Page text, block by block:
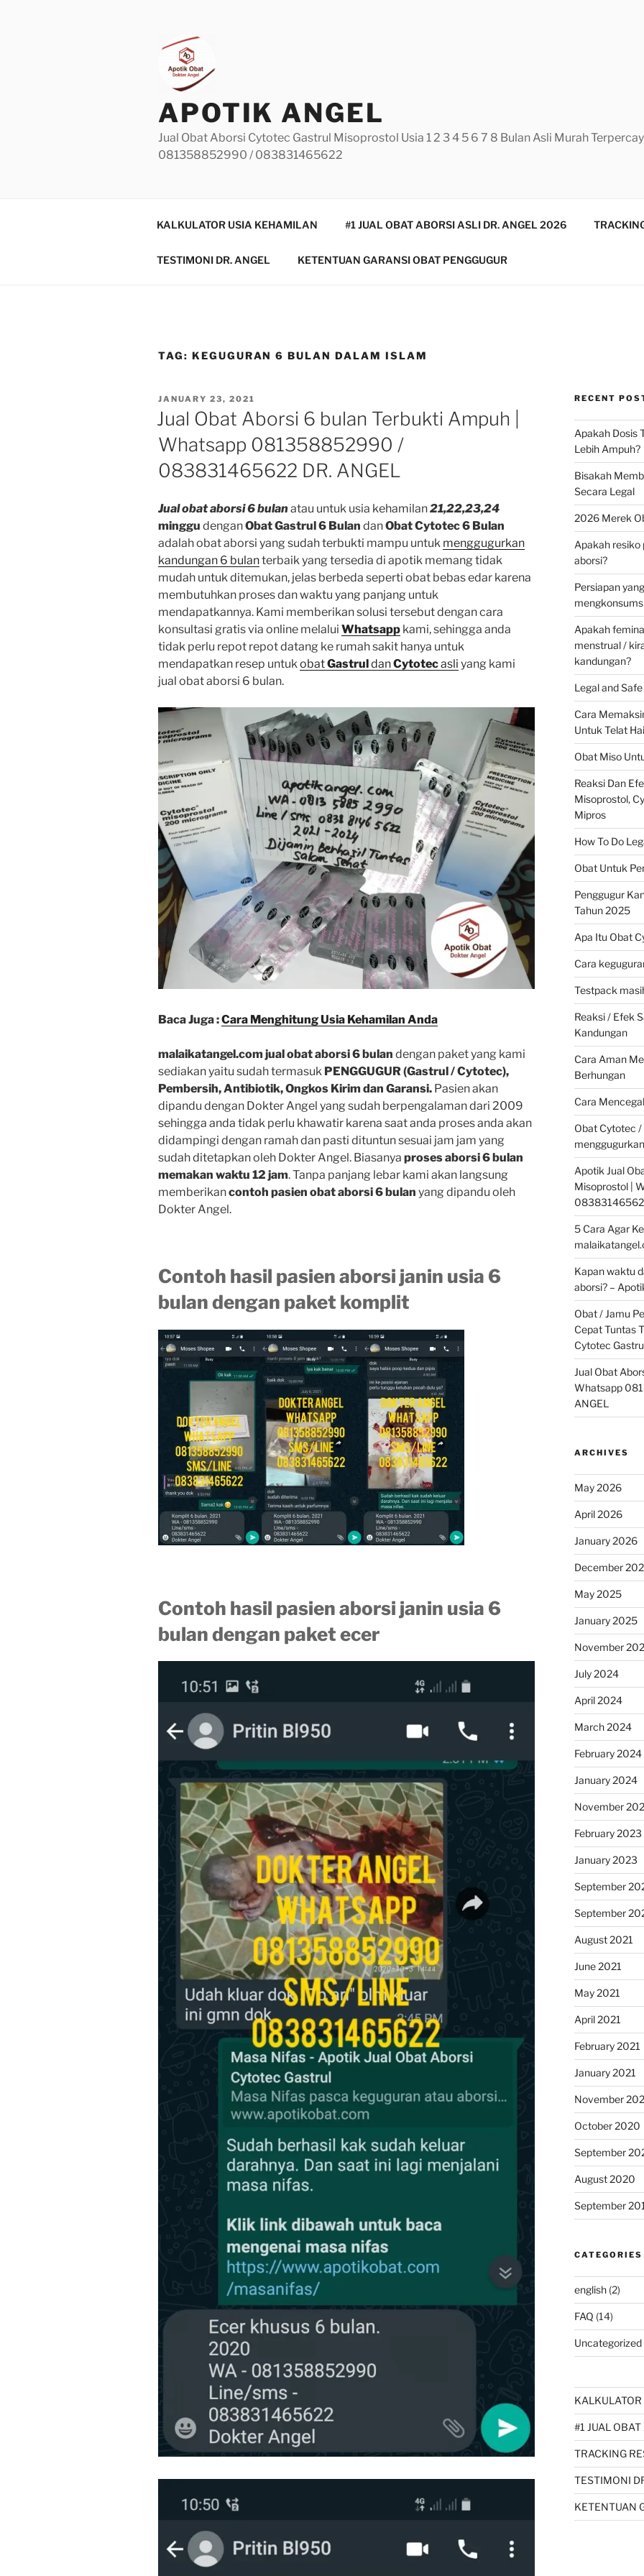
APOTIK ANGEL
Jual Obat Aborsi Cytotec Gastrul Misoprostol Usia 1 2 3 4 5 6 7 8 Bulan Asli Murah
081358852990 / 083831465622
KALKULATOR USIA KEHAMILAN #1 JUAL OBAT ABORSI ASLI DR. ANGEL 2026
TESTIMONI DR. ANGEL KETENTUAN GARANSI OBAT PENGGUGUR
TAG: KEGUGURAN 6 BULAN DALAM ISLAM
POSTED
ON
JANUARY 23, 2021
Jual Obat Aborsi 6 bulan Terbukti Ampuh |
Whatsapp 081358852990 /
083831465622 DR. ANGEL
Jual obat aborsi 6 bulanatau untuk usia kehamilan21,22,23,24
minggu denganObatGastrul 6 Bulan danObatCytotec 6 Bulan
adalah obat aborsi yang sudah terbukti mampu untuk menggugurkan
kandungan 6 bulanterbaik yang tersedia di apotik memang tidak
mudah untuk ditemukan, jelas berbeda seperti obat bebas edar karena
membutuhkan proses dan waktu yang panjang untuk
mendapatkannya. Kami memberikan solusi tersebut dengan cara
konsultasi gratis via online melalui Whatsapp kami, sehingga anda
tidak perlu repot repot datang ke rumah sakit hanya untuk
mendapatkan resep untuk obatGastruldanCytotecasli yang kami
jual obat aborsi 6 bulan.
Baca Juga :Cara Menghitung Usia Kehamilan Anda
malaikatangel.com jual obat aborsi 6 bulan dengan paket yang kami
sediakan yaitu sudah termasuk PENGGUGUR (Gastrul / Cytotec),
Pembersih, Antibiotik, Ongkos Kirim dan Garansi. Pasien akan
dipandu dengan Dokter Angel yang sudah berpengalaman dari 2009
sehingga anda tidak perlu khawatir karena saat anda proses anda akan
didampingi dengan ramah dan pasti dituntun sesuai jam jam yang
sudah ditetapkan oleh Dokter Angel. Biasanya proses aborsi 6 bulan
memakan waktu 12 jam. Tanpa panjang lebar kami akan langsung
memberikancontoh pasien obat aborsi 6 bulan yang dipandu oleh
Dokter Angel.
Contoh hasil pasien aborsi janin usia 6
bulan dengan paket komplit
Contoh hasil pasien aborsi janin usia 6
bulan dengan paket ecer
RECENT
Apakah Dosis
Lebih Ampuh?
Bisakah
Secara Legal
2026 Merek
Apakah resiko
aborsi?
Persiapan
Apakah
menstrual /
kandungan?
Legal and
Cara
Untuk Telat
Obat Miso
Reaksi Dan
Misoprostol,
Mipros
How To Do
Obat Untuk
Penggugur
Tahun 2025
Apa Itu Obat
Cara
Testpack
Reaksi / Efek
Kandungan
Cara Aman
Berhungan
Cara
Obat Cytotec /
Apotik Jual
Misoprostol |
5 Cara Agar
Kapan waktu
aborsi? –
Obat / Jamu
Cepat Tuntas
Cytotec
Jual Obat
Whatsapp
ANGEL
ARCHIVES
May 2026
April 2026
January 2026
December
May 2025
January 2025
November
July 2024
April 2024
March 2024
February 2024
January 2024
November
February 2023
January 2023
September
September
August 2021
June 2021
May 2021
April 2021
February 2021
January 2021
November
October 2020
September
August 2020
September
CATEGORIES
english(2)
FAQ (14)
Uncategorized
#1 JUAL
TRACKING
TESTIMONI
KETENTUAN